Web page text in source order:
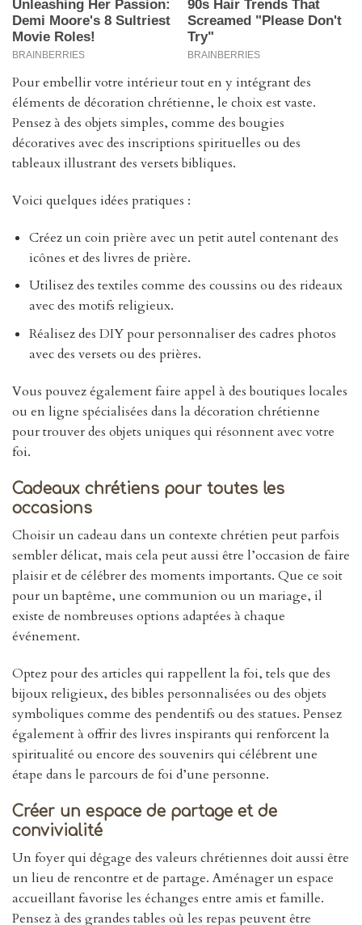
Pour embellir votre intérieur tout en y intégrant des
éléments de décoration chrétienne, le choix est vaste.
Pensez à des objets simples, comme des bougies
décoratives avec des inscriptions spirituelles ou des
tableaux illustrant des versets bibliques.
Voici quelques idées pratiques :
Créez un coin prière avec un petit autel contenant des
icônes et des livres de prière.
Utilisez des textiles comme des coussins ou des rideaux
avec des motifs religieux.
Réalisez des DIY pour personnaliser des cadres photos
avec des versets ou des prières.
Vous pouvez également faire appel à des boutiques locales
ou en ligne spécialisées dans la décoration chrétienne
pour trouver des objets uniques qui résonnent avec votre
foi.
Cadeaux chrétiens pour toutes les
occasions
Choisir un cadeau dans un contexte chrétien peut parfois
sembler délicat, mais cela peut aussi être l’occasion de faire
plaisir et de célébrer des moments importants. Que ce soit
pour un baptême, une communion ou un mariage, il
existe de nombreuses options adaptées à chaque
événement.
Optez pour des articles qui rappellent la foi, tels que des
bijoux religieux, des bibles personnalisées ou des objets
symboliques comme des pendentifs ou des statues. Pensez
également à offrir des livres inspirants qui renforcent la
spiritualité ou encore des souvenirs qui célébrent une
étape dans le parcours de foi d’une personne.
Créer un espace de partage et de
convivialité
Un foyer qui dégage des valeurs chrétiennes doit aussi être
un lieu de rencontre et de partage. Aménager un espace
accueillant favorise les échanges entre amis et famille.
Pensez à des grandes tables où les repas peuvent être